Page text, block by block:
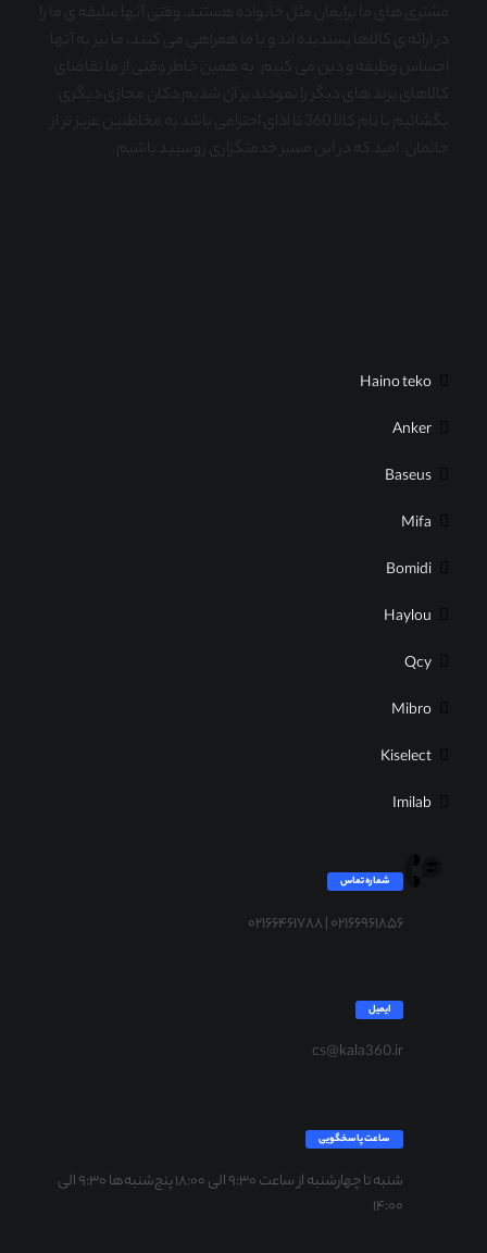
مشتری های ما برایمان مثل خانواده هستند. وقتی آنها سلیقه ی ما را
در ارائه ی کالاها پسندیده اند و با ما همراهی می کنند، ما نیز به آنها
احساس وظیفه و دین می کنیم. به همین خاطر وقتی از ما تقاضای
کالاهای برند های دیگر را نمودند بر آن شدیم دکان مجازی دیگری
بگشائیم با نام کالا 360 تا ادای احترامی باشد به مخاطبین عزیز تر از
جانمان. امید که در این مسیر خدمتگزاری روسپید باشیم.
Haino teko
Anker
Baseus
Mifa
Bomidi
Haylou
Qcy
Mibro
Kiselect
Imilab
شماره تماس
۰۲۱۶۶۹۶۱۸۵۶ | ۰۲۱۶۶۴۶۱۷۸۸
ایمیل
cs@kala360.ir
ساعت پاسخگویی
شنبه تا چهارشنبه از ساعت ۹:۳۰ الی ۱۸:۰۰ پنج‌شنبه‌ها ۹:۳۰ الی
۱۴:۰۰